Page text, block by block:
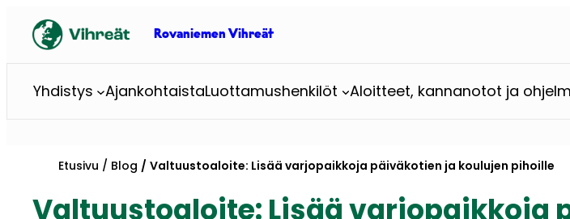
sisältöön
Rovaniemen Vihreät
Yhdistys AjankohtaistaLuottamushenkilöt Aloitteet, kannanotot ja
Etusivu Blog Valtuustoaloite: Lisää varjopaikkoja päiväkotien ja koulujen pihoille
Valtuustoaloite: Lisää varjopaikkoja